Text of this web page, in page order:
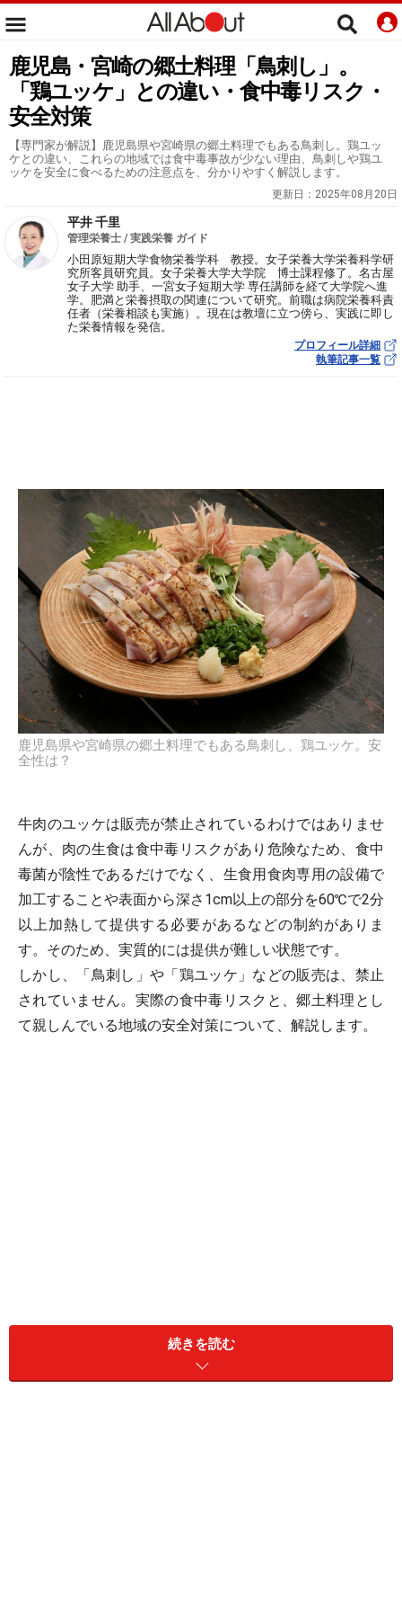
鹿児島・宮崎の郷土料理「鳥刺し」。
「鶏ユッケ」との違い・食中毒リスク・
安全対策
【専門家が解説】鹿児島県や宮崎県の郷土料理でもある鳥刺し。鶏ユッ
ケとの違い、これらの地域では食中毒事故が少ない理由、鳥刺しや鶏ユ
ッケを安全に食べるための注意点を、分かりやすく解説します。
更新日： 2025年08月20日
平井 千里
管理栄養士 / 実践栄養 ガイド
小田原短期大学食物栄養学科 教授。女子栄養大学栄養科学研
究所客員研究員。女子栄養大学大学院 博士課程修了。名古屋
女子大学 助手、一宮女子短期大学 専任講師を経て大学院へ進
学。肥満と栄養摂取の関連について研究。前職は病院栄養科責
任者（栄養相談も実施）。現在は教壇に立つ傍ら、実践に即し
た栄養情報を発信。
プロフィール詳細
執筆記事一覧
鹿児島県や宮崎県の郷土料理でもある鳥刺し、鶏ユッケ。安
全性は？
牛肉のユッケは販売が禁止されているわけではありませ
んが、肉の生食は食中毒リスクがあり危険なため、食中
毒菌が陰性であるだけでなく、生食用食肉専用の設備で
加工することや表面から深さ1cm以上の部分を60℃で2分
以上加熱して提供する必要があるなどの制約がありま
す。そのため、実質的には提供が難しい状態です。
しかし、「鳥刺し」や「鶏ユッケ」などの販売は、禁止
されていません。実際の食中毒リスクと、郷土料理とし
て親しんでいる地域の安全対策について、解説します。
くあぶるだけの調理法は同じ
鳥刺しと鶏ユッケによる食中毒事故は、しばしば報じら
続きを読む